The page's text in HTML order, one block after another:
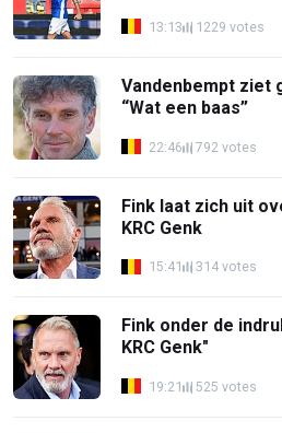
13:13 1229 votes
Vandenbempt ziet
“Wat een baas”
22:46 792 votes
Fink laat zich uit
KRC Genk
15:41 314 votes
Fink onder de
KRC Genk"
19:21 525 votes